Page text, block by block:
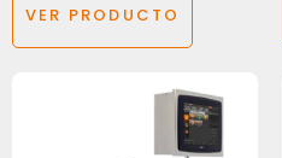
VER PRODUCTO